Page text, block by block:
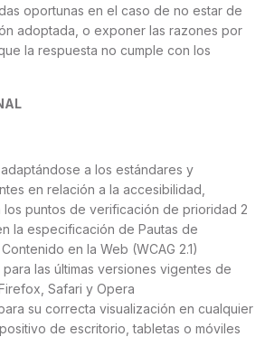
oportunas en el caso de no estar de
adoptada, o exponer las razones por
la respuesta no cumple con los
a los estándares y
en relación a la accesibilidad,
los puntos de verificación de prioridad 2
la especificación de Pautas de
en la Web (WCAG 2.1)
las últimas versiones vigentes de
Safari y Opera
su correcta visualización en cualquier
de escritorio, tabletas o móviles